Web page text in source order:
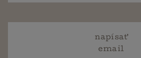
napísať
email